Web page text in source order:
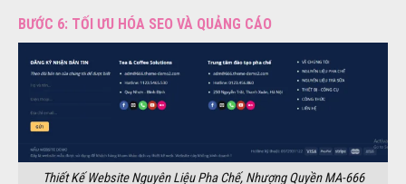
BƯỚC 6: TỐI ƯU HÓA SEO VÀ QUẢNG CÁO
Thiết Kế Website Nguyên Liệu Pha Chế, Nhượng Quyền MA-666